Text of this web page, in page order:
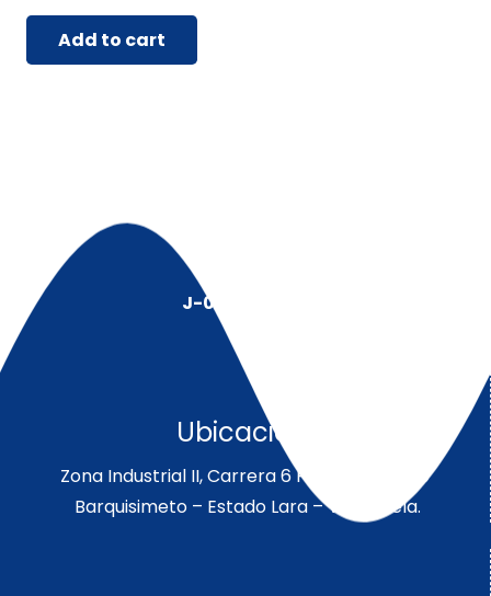
Add to cart
J-00128491-5
Ubicación:
Zona Industrial II, Carrera 6 Parcela 189-190
Barquisimeto – Estado Lara – Venezuela.